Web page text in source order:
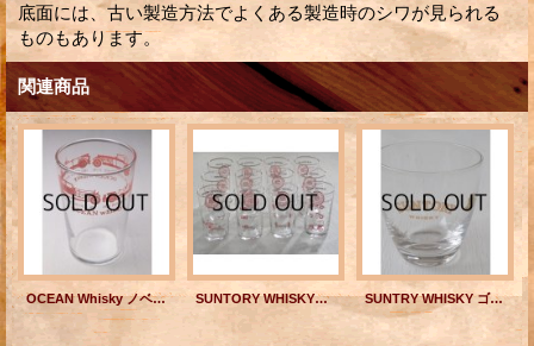
底面には、古い製造方法でよくある製造時のシワが見られる
ものもあります。
関連商品
OCEAN Whisky ノベルティグラス クラッシックカー 赤 size:φ6×H9.5(cm) HOYA GLASS SUNTORY WHISKY サントリーチャンピオングラス 箱入り 12個セット/1ダース SUNTRY WHISKY ゴールドプリントグラス SASAKI GLASS TOKYO